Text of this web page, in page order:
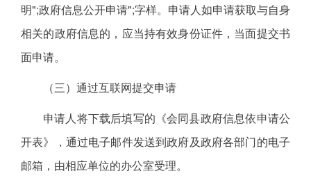
明";政府信息公开申请";字样。申请人如申请获取与自身
相关的政府信息的，应当持有效身份证件，当面提交书
面申请。
（三）通过互联网提交申请
申请人将下载后填写的《会同县政府信息依申请公
开表》，通过电子邮件发送到政府及政府各部门的电子
邮箱，由相应单位的办公室受理。